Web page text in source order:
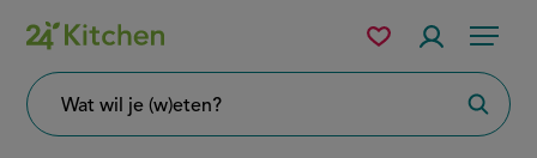
Overslaan
en
naar
Menu
wil
Mijn
bewaarde